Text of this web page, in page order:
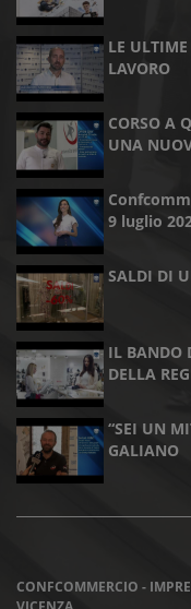
LE
LAVORO
CORSO A
UNA
9 luglio
SALDI DI
IL BANDO
DELLA
“SEI UN
GALIANO
CONFCOMMERCIO -